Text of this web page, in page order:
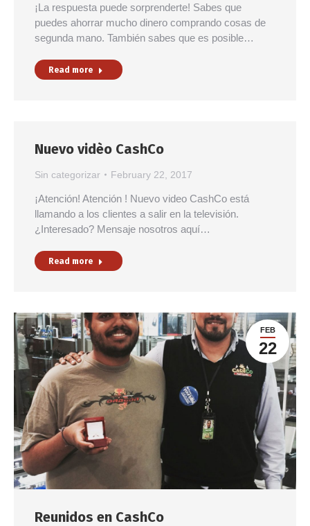
¡La respuesta puede sorprenderte! Sabes que
puedes ahorrar mucho dinero comprando cosas de
segunda mano. También sabes que es posible…
Read more
Nuevo vidèo CashCo
Sin categorizar February 22, 2017
¡Atención! Atención ! Nuevo video CashCo está
llamando a los clientes a salir en la televisión.
¿Interesado? Mensaje nosotros aquí…
Read more
FEB
22
Reunidos en CashCo